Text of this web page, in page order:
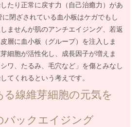
たり正常に戻す力（自己治癒力）があ
閉ざされている血小板はケガでもし
ませんが肌のアンチエイジング、若返
層に血小板（グループ）を注入しま
細胞が活性化し、成長因子が増えま
ワ、たるみ、毛穴など」を傷とみなし
てくれるという考えです。
る線維芽細胞の元気を
バックエイジング